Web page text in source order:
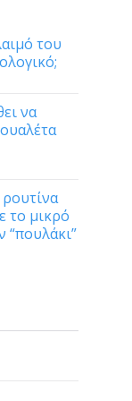
του
να
το μικρό
“πουλάκι”